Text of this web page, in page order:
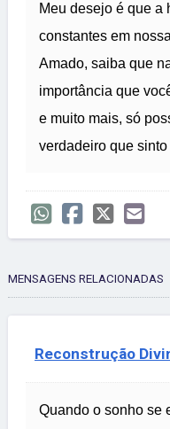
Meu desejo é que a
constantes em
Amado, saiba que
importância que
e muito mais, só
verdadeiro que
MENSAGENS RELACIONADAS
Reconstrução
Quando o sonho se